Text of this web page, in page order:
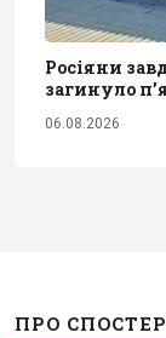
Росіяни
загинуло
06.08.2026
ПРО